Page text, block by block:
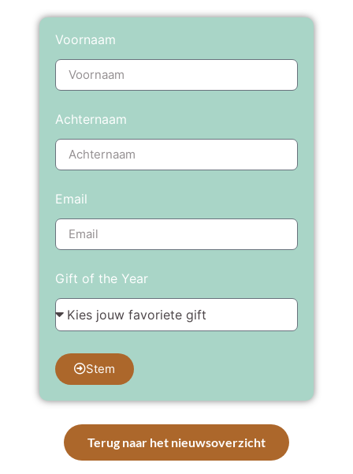
Voornaam
Achternaam
Email
Gift of the Year
Stem
Terug naar het nieuwsoverzicht